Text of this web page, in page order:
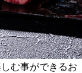
む事ができるお